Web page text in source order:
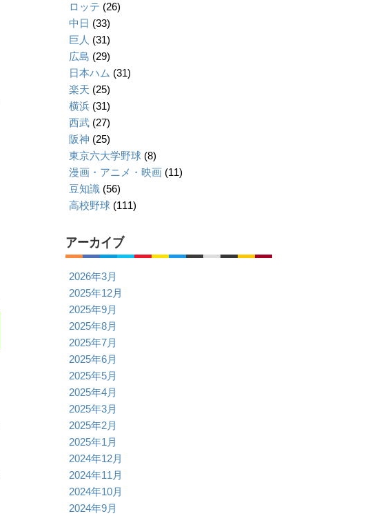
ロッテ (26)
中日 (33)
巨人 (31)
広島 (29)
日本ハム (31)
楽天 (25)
横浜 (31)
西武 (27)
阪神 (25)
東京六大学野球 (8)
漫画・アニメ・映画 (11)
豆知識 (56)
高校野球 (111)
アーカイブ
2026年3月
2025年12月
2025年9月
2025年8月
2025年7月
2025年6月
2025年5月
2025年4月
2025年3月
2025年2月
2025年1月
2024年12月
2024年11月
2024年10月
2024年9月